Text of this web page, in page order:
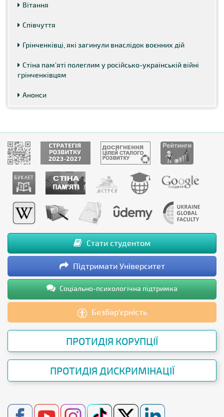
Вітання
Співчуття
Грінченківці, які загинули внаслідок воєнних дій
Стіна пам’яті полеглим у російсько-українській війні
грінченківцям
Анонси
Стати студентом
Підтримати Університет
Соціально-психологічна підтримка
Безбар’єрність
ПРОТИДІЯ КОРУПЦІЇ
ПРОТИДІЯ ДИСКРИМІНАЦІЇ